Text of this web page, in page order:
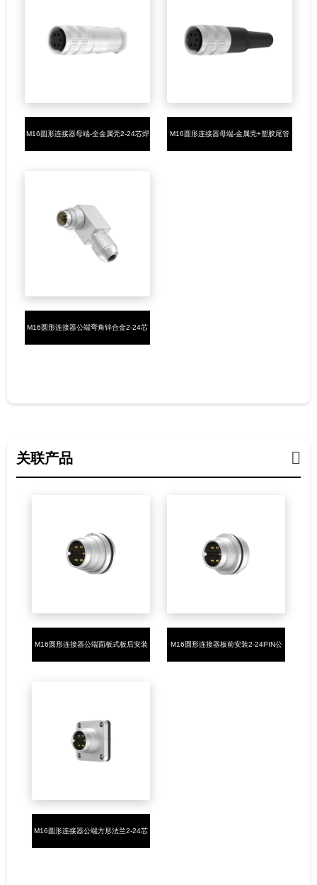
M16圆形连接器母端-全金属壳2-24芯焊 M16圆形连接器母端-金属壳+塑胶尾管
M16圆形连接器公端弯角锌合金2-24芯
关联产品
M16圆形连接器公端面板式板后安装 M16圆形连接器板前安装2-24PIN公
M16圆形连接器公端方形法兰2-24芯